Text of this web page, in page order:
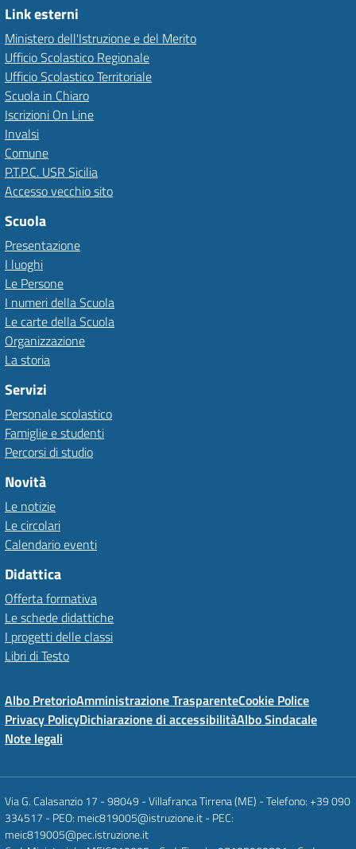
Link esterni
Ministero dell'Istruzione e del Merito
Ufficio Scolastico Regionale
Ufficio Scolastico Territoriale
Scuola in Chiaro
Iscrizioni On Line
Invalsi
Comune
P.T.P.C. USR Sicilia
Accesso vecchio sito
Scuola
Presentazione
I luoghi
Le Persone
I numeri della Scuola
Le carte della Scuola
Organizzazione
La storia
Servizi
Personale scolastico
Famiglie e studenti
Percorsi di studio
Novità
Le notizie
Le circolari
Calendario eventi
Didattica
Offerta formativa
Le schede didattiche
I progetti delle classi
Libri di Testo
Albo PretorioAmministrazione TrasparenteCookie Police
Privacy PolicyDichiarazione di accessibilitàAlbo Sindacale
Note legali
Via G. Calasanzio 17 - 98049 - Villafranca Tirrena (ME) - Telefono: +39 090
334517 - PEO: meic819005@istruzione.it - PEC:
meic819005@pec.istruzione.it